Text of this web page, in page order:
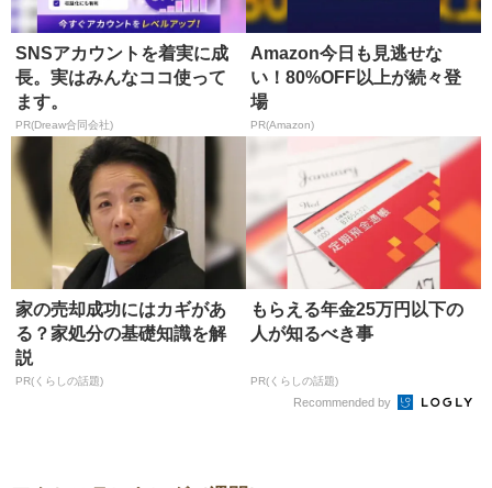
SNSアカウントを着実に成
長。実はみんなココ使って
ます。
PR(Dreaw合同会社)
Amazon今日も見逃せな
い！80%OFF以上が続々登
場
PR(Amazon)
家の売却成功にはカギがあ
る？家処分の基礎知識を解
説
PR(くらしの話題)
もらえる年金25万円以下の
人が知るべき事
PR(くらしの話題)
Recommended by